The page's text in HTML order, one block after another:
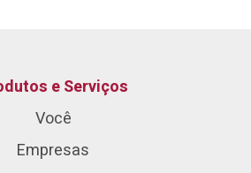
e Serviços
Você
Empresas